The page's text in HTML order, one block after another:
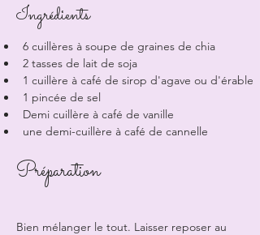
Ingrédients
6 cuillères à soupe de graines de chia
2 tasses de lait de soja
1 cuillère à café de sirop d'agave ou d'érable
1 pincée de sel
Demi cuillère à café de vanille
une demi-cuillère à café de cannelle
Préparation
Bien mélanger le tout. Laisser reposer au